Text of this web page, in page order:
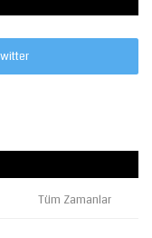
Tüm Zamanlar